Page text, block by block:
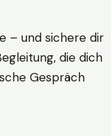
– und sichere dir
die dich
Gespräch